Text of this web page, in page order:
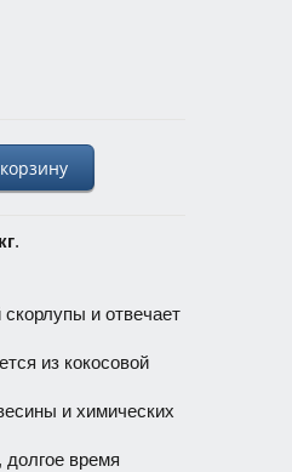
.
и отвечает
из кокосовой
и химических
долгое время